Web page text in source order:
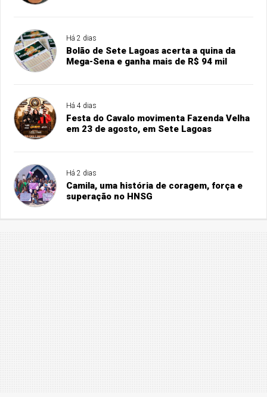
Há 2 dias
Bolão de Sete Lagoas acerta a quina da
Mega-Sena e ganha mais de R$ 94 mil
Há 4 dias
Festa do Cavalo movimenta Fazenda Velha
em 23 de agosto, em Sete Lagoas
Há 2 dias
Camila, uma história de coragem, força e
superação no HNSG